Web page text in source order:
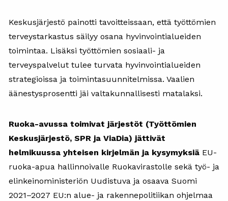
Keskusjärjestö painotti tavoitteissaan, että työttömien
terveystarkastus säilyy osana hyvinvointialueiden
toimintaa. Lisäksi työttömien sosiaali- ja
terveyspalvelut tulee turvata hyvinvointialueiden
strategioissa ja toimintasuunnitelmissa. Vaalien
äänestysprosentti jäi valtakunnallisesti matalaksi.
Ruoka-avussa toimivat järjestöt (Työttömien
Keskusjärjestö, SPR ja ViaDia) jättivät
helmikuussa yhteisen kirjelmän ja kysymyksiä EU-
ruoka-apua hallinnoivalle Ruokavirastolle sekä työ- ja
elinkeinoministeriön Uudistuva ja osaava Suomi
2021–2027 EU:n alue- ja rakennepolitiikan ohjelmaa